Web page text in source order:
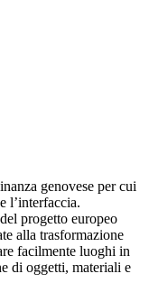
genovese per cui
l’interfaccia.
progetto europeo
alla trasformazione
facilmente luoghi in
di oggetti, materiali e